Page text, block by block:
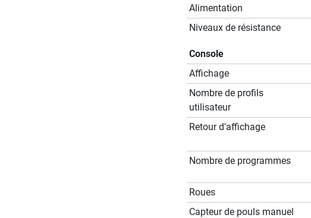
Alimentation
Niveaux de résistance
Console
Affichage
Nombre de profils
utilisateur
Retour d'affichage
Nombre de programmes
Roues
Capteur de pouls manuel